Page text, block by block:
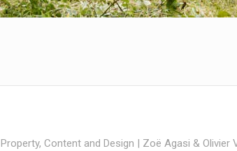
Property, Content and Design | Zoë Agasi & Olivier